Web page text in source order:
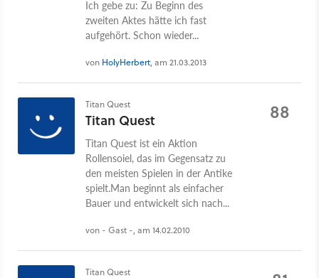
Ich gebe zu: Zu Beginn des
zweiten Aktes hätte ich fast
aufgehört. Schon wieder...
von HolyHerbert, am 21.03.2013
Titan Quest
Titan Quest
Titan Quest ist ein Aktion
Rollensoiel, das im Gegensatz zu
den meisten Spielen in der Antike
spielt.Man beginnt als einfacher
Bauer und entwickelt sich nach...
von - Gast -, am 14.02.2010
88
Titan Quest